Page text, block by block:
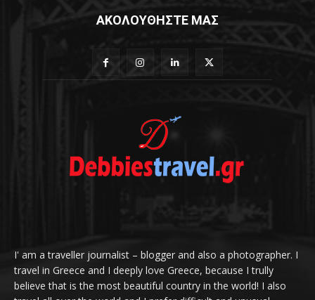
ΑΚΟΛΟΥΘΗΣΤΕ ΜΑΣ
I' am a traveller journalist – blogger and also a photographer. I
travel in Greece and I deeply love Greece, because I trully
believe that is the most beautiful country in the world! I also